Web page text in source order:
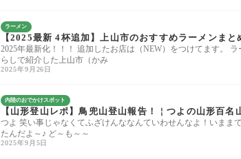
ラーメン
【2025最新 4杯追加】上山市のおすすめラーメンま
2025年最新化！！！ 追加したお店は（NEW）をつけてます。
らしで紹介した上山市（かみ
2025年9月26日
内陸のおでかけスポット
【山形登山レポ】鳥兜山登山報告！￤つよの山形百名
つよ 笑い事じゃなくてふざけんななんていわせんなよ！いまま
たんだよ～♪ ど～も～～
2025年9月5日